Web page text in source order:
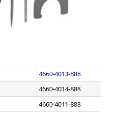
4660-4013-888
4660-4014-888
4660-4011-888